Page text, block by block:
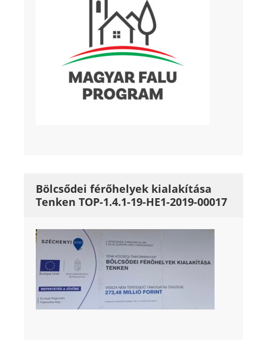
Bölcsődei férőhelyek kialakítása
Tenken TOP-1.4.1-19-HE1-2019-00017